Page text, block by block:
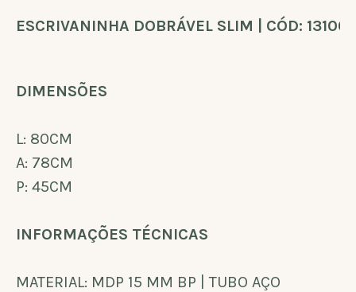
ESCRIVANINHA DOBRÁVEL SLIM | CÓD:
DIMENSÕES
L: 80CM
A: 78CM
P: 45CM
INFORMAÇÕES TÉCNICAS
MATERIAL: MDP 15 MM BP | TUBO AÇO